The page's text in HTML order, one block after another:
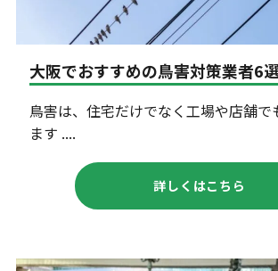
大阪でおすすめの鳥害対策業者6
鳥害は、住宅だけでなく工場や店舗で
ます ....
詳しくはこちら